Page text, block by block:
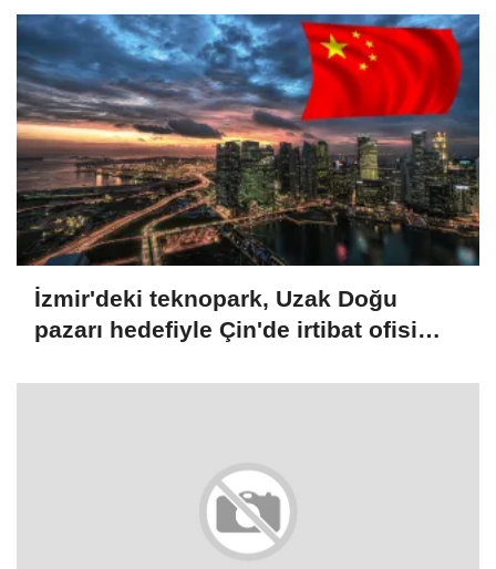
İzmir'deki teknopark, Uzak Doğu
pazarı hedefiyle Çin'de irtibat ofisi